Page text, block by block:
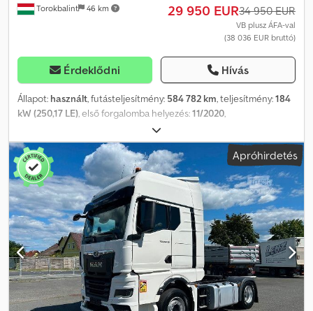
Torokbalint 46 km 29 950 EUR34 950 EUR
VB plusz ÁFA-val
(38 036 EUR bruttó)
Érdeklődni Hívás
Állapot: használt, futásteljesítmény: 584 782 km, teljesítmény:184
kW (250,17 LE) , első forgalomba helyezés:11/2020
, tengelyelrendezés:
szín:fehér, vezetőfülke:alvófülke, hajtástípus:automata,
kibocsátási osztály:Euro 6, Gyártási év:2020 , Felszereltség:ABS,
AdBlue, EBS (Elektronikus fékrendszer), elektronikus
stabilitásprogram (ESP), fedélzeti számítógép, koromszűrő,
központi zár, légkondicionálás, tempomat , = További opciók és
felszereltség = - Légrugózás - Részecskeszűrő - Alvófülke -
Szerszámosláda = Megjegyzések = 3 darab készleten: MAN TGL
12.250 2020 11/2020 Teherautó fehér WMAN14ZZ7MY418917
584.782 km Dedpfx Asyizumog Rjck MAN TGL 12.250 2020 11/2020
Teherautó fehér WMAN14ZZ6MY418987 599.208 km MAN TGL
12.250 2020 11/2020 Teherautó fehér WMAN14ZZ3MY418901
638.067 km = További információk = Első tengely: kormányozható
Apróhirdetés